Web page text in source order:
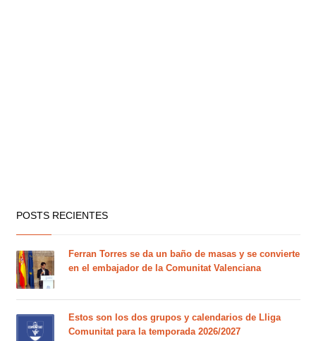
POSTS RECIENTES
Ferran Torres se da un baño de masas y se convierte
en el embajador de la Comunitat Valenciana
Estos son los dos grupos y calendarios de Lliga
Comunitat para la temporada 2026/2027